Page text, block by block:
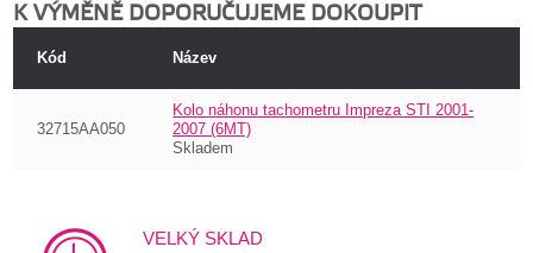
K VÝMĚNĚ DOPORUČUJEME DOKOUPIT
Kód Název
32715AA050
Kolo náhonu tachometru Impreza STI 2001-
2007 (6MT)
Skladem
VELKÝ SKLAD